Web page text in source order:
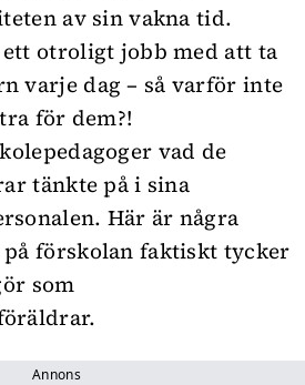
av sin vakna tid.
ett otroligt jobb med att ta
varje dag – så varför inte
för dem?!
vad de
tänkte på i sina
Här är några
på förskolan faktiskt tycker
som
Annons